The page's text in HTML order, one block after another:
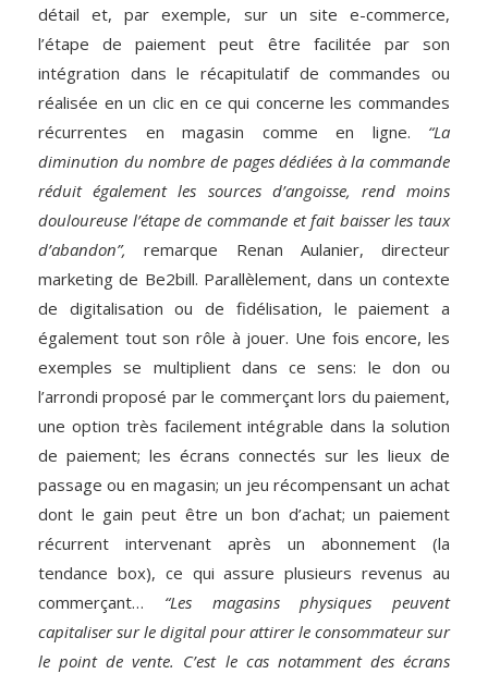
détail et, par exemple, sur un site e-commerce,
l’étape de paiement peut être facilitée par son
intégration dans le récapitulatif de commandes ou
réalisée en un clic en ce qui concerne les commandes
récurrentes en magasin comme en ligne. “La
diminution du nombre de pages dédiées à la commande
réduit également les sources d’angoisse, rend moins
douloureuse l’étape de commande et fait baisser les taux
d’abandon”,remarque Renan Aulanier, directeur
marketing de Be2bill. Parallèlement, dans un contexte
de digitalisation ou de fidélisation, le paiement a
également tout son rôle à jouer. Une fois encore, les
exemples se multiplient dans ce sens: le don ou
l’arrondi proposé par le commerçant lors du paiement,
une option très facilement intégrable dans la solution
de paiement; les écrans connectés sur les lieux de
passage ou en magasin; un jeu récompensant un achat
dont le gain peut être un bon d’achat; un paiement
récurrent intervenant après un abonnement (la
tendance box), ce qui assure plusieurs revenus au
commerçant… “Les magasins physiques peuvent
capitaliser sur le digital pour attirer le consommateur sur
le point de vente. C’est le cas notamment des écrans